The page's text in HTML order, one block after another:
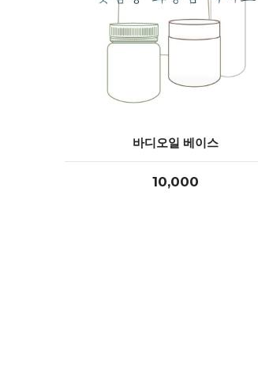
바디오일 베이스
10,000